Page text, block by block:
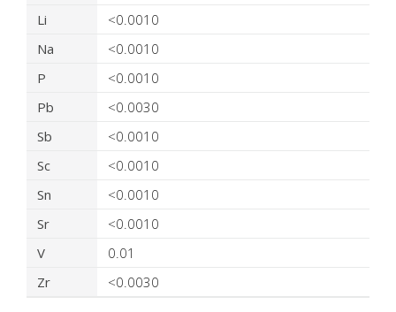
Li
<0.0010
Na
<0.0010
P
<0.0010
Pb
<0.0030
Sb
<0.0010
Sc
<0.0010
Sn
<0.0010
Sr
<0.0010
V
0.01
Zr
<0.0030